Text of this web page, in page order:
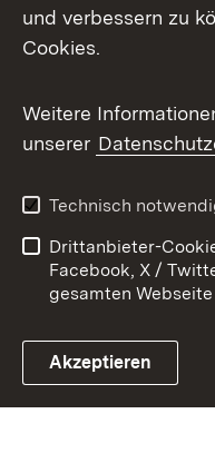
X / Twitter
Youtube
Link zum Landesportal
Kontakt
Impressum
und verbessern zu
Cookies.
Weitere
unserer
Technisch
Drittanbieter-
Facebook, X /
gesamten
Akzeptieren